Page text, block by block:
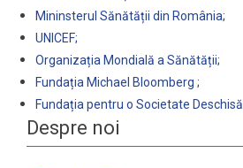
Mininsterul Sănătății din România;
UNICEF;
Organizația Mondială a Sănătății;
Fundația Michael Bloomberg ;
Fundația pentru o Societate Deschisă
Despre noi